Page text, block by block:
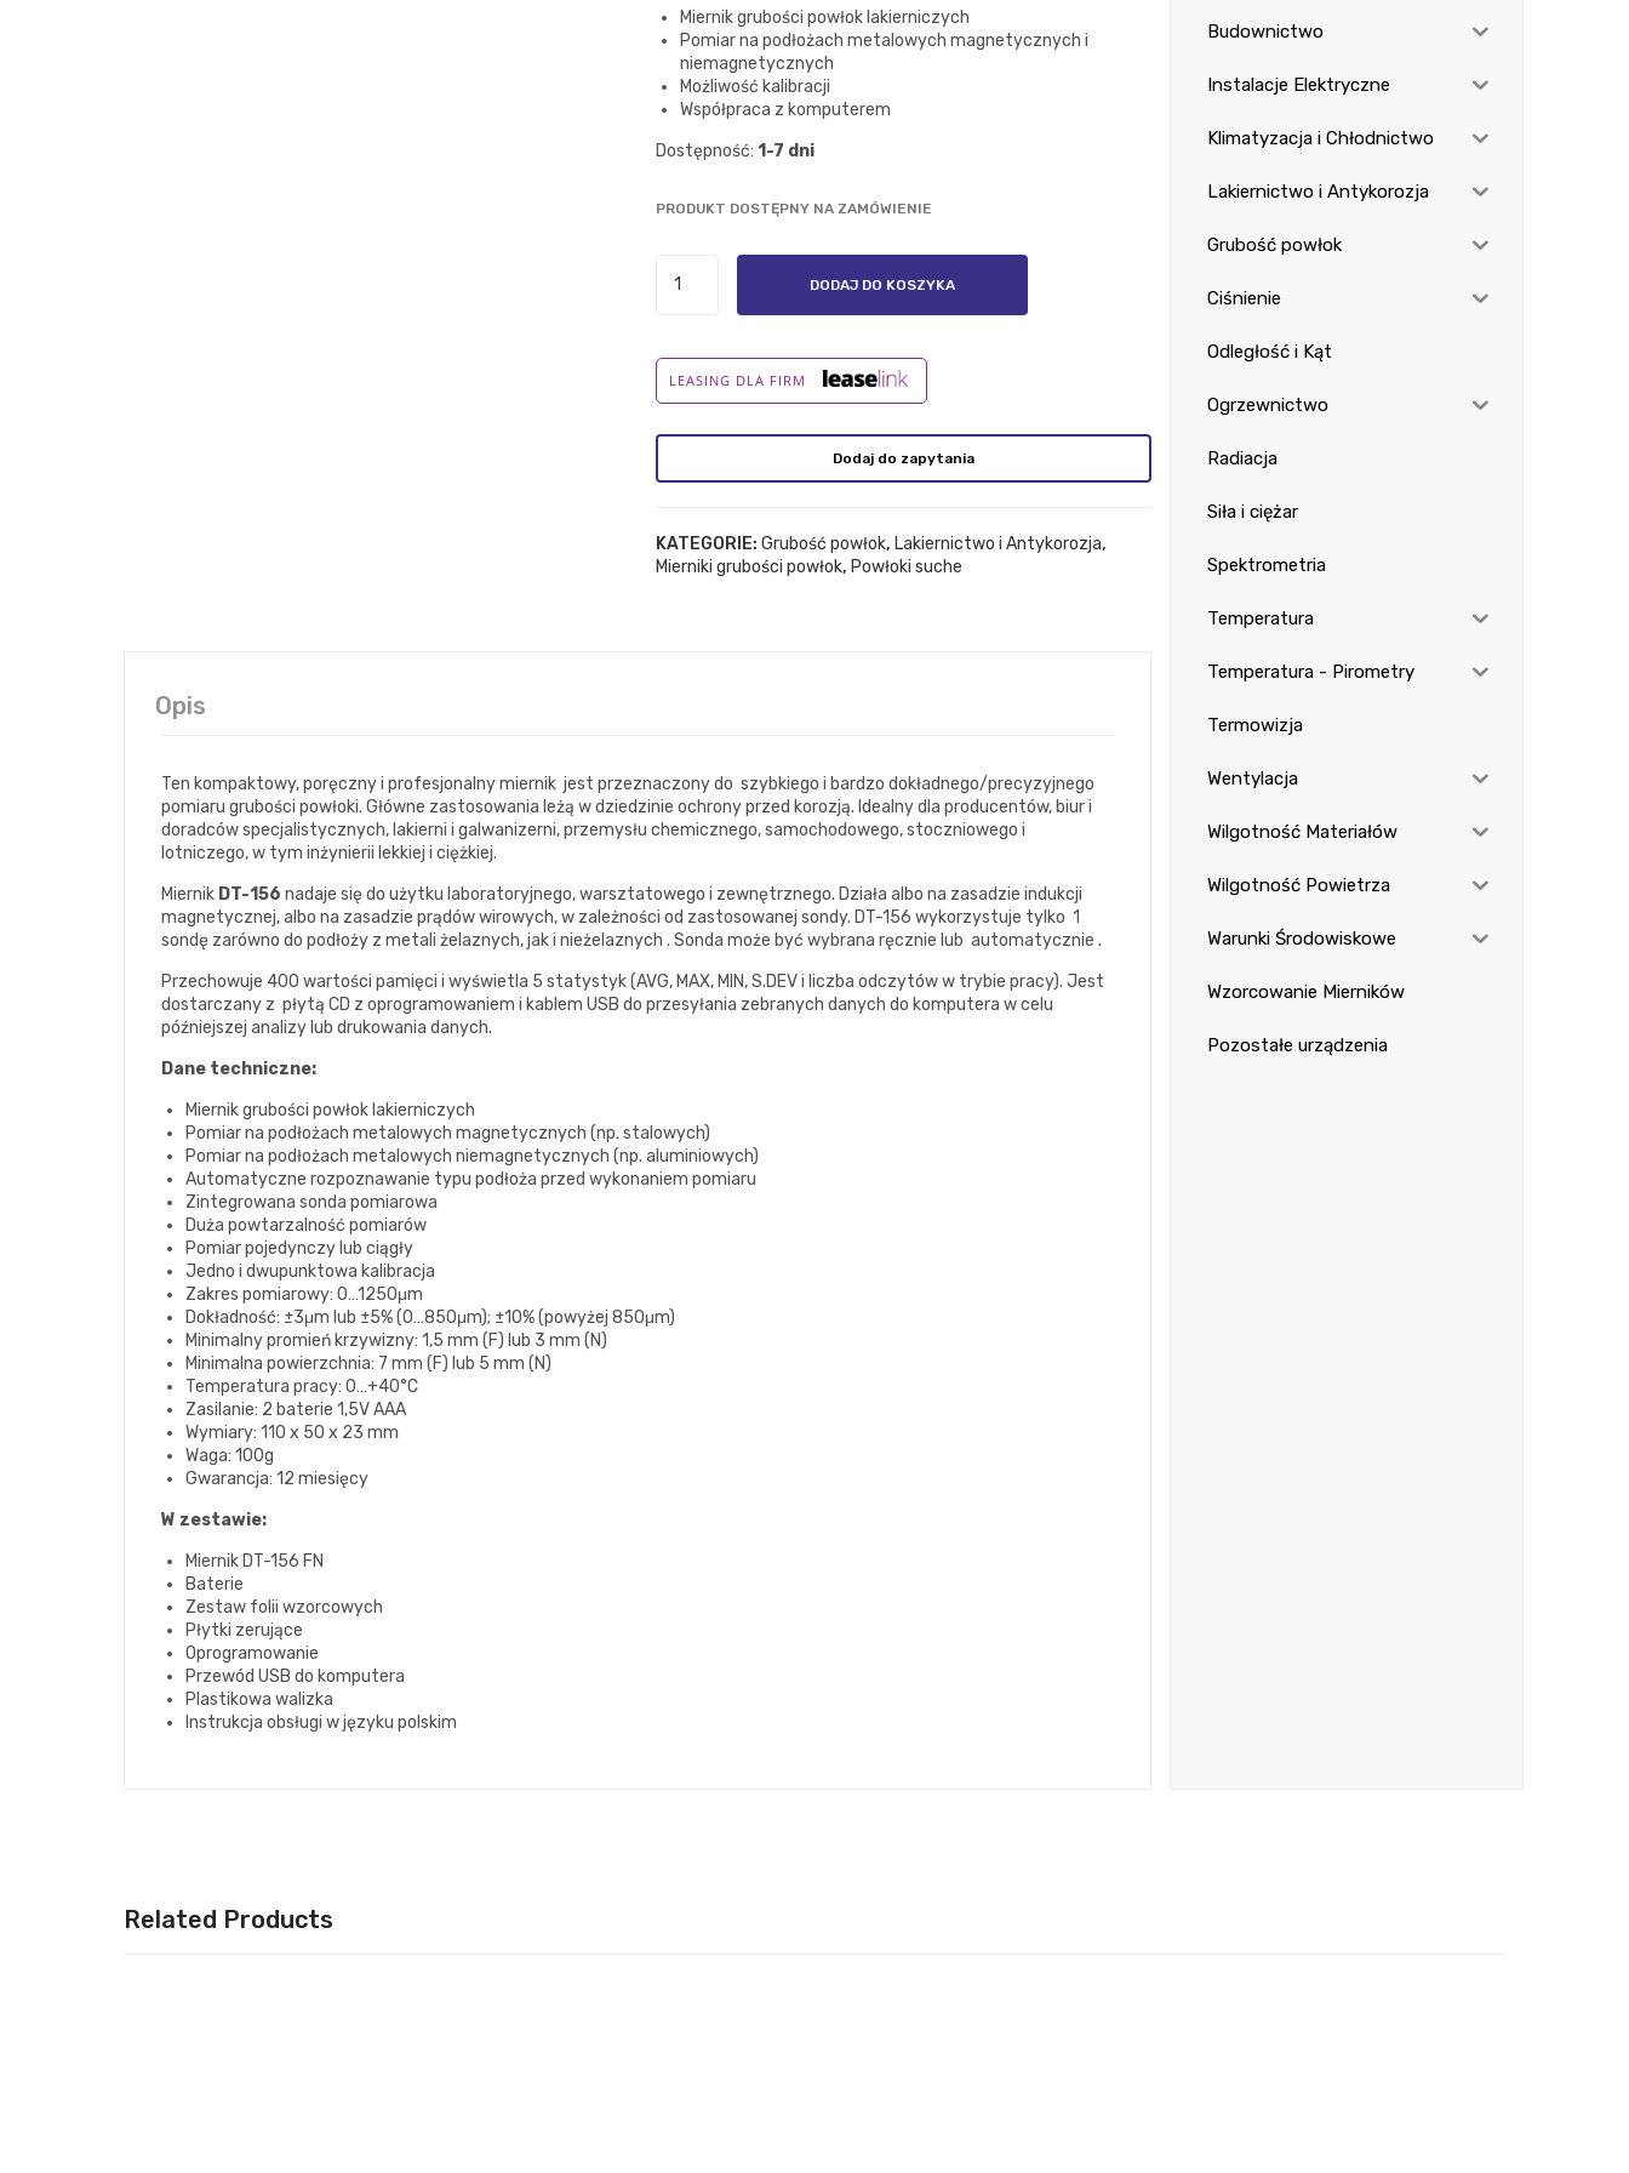
etr
Miernik grubości powłok lakierniczych
Pomiar na podłożach metalowych magnetycznych i
niemagnetycznych
Możliwość kalibracji
Współpraca z komputerem
Dostępność: 1-7 dni
PRODUKT DOSTĘPNY NA ZAMÓWIENIE
DT-
DODAJ DO KOSZYKA
LEASING DLA FIRM
Dodaj do zapytania
KATEGORIE: Grubość powłok, Lakiernictwo i Antykorozja,
Mierniki grubości powłok, Powłoki suche
Opis
Ten kompaktowy, poręczny i profesjonalny miernik jest przeznaczony do szybkiego i bardzo dokładnego/precyzyjnego
pomiaru grubości powłoki. Główne zastosowania leżą w dziedzinie ochrony przed korozją. Idealny dla producentów, biur i
doradców specjalistycznych, lakierni i galwanizerni, przemysłu chemicznego, samochodowego, stoczniowego i
lotniczego, w tym inżynierii lekkiej i ciężkiej.
Miernik DT-156 nadaje się do użytku laboratoryjnego, warsztatowego i zewnętrznego. Działa albo na zasadzie indukcji
magnetycznej, albo na zasadzie prądów wirowych, w zależności od zastosowanej sondy. DT-156 wykorzystuje tylko 1
sondę zarówno do podłoży z metali żelaznych, jak i nieżelaznych . Sonda może być wybrana ręcznie lub automatycznie .
Przechowuje 400 wartości pamięci i wyświetla 5 statystyk (AVG, MAX, MIN, S.DEV i liczba odczytów w trybie pracy). Jest
dostarczany z płytą CD z oprogramowaniem i kablem USB do przesyłania zebranych danych do komputera w celu
późniejszej analizy lub drukowania danych.
Dane techniczne:
Miernik grubości powłok lakierniczych
Pomiar na podłożach metalowych magnetycznych (np. stalowych)
Pomiar na podłożach metalowych niemagnetycznych (np. aluminiowych)
Automatyczne rozpoznawanie typu podłoża przed wykonaniem pomiaru
Zintegrowana sonda pomiarowa
Duża powtarzalność pomiarów
Pomiar pojedynczy lub ciągły
Jedno i dwupunktowa kalibracja
Zakres pomiarowy: 0…1250μm
Dokładność: ±3μm lub ±5% (0…850μm); ±10% (powyżej 850μm)
Minimalny promień krzywizny: 1,5 mm (F) lub 3 mm (N)
Minimalna powierzchnia: 7 mm (F) lub 5 mm (N)
Temperatura pracy: 0…+40°C
Zasilanie: 2 baterie 1,5V AAA
Wymiary: 110 x 50 x 23 mm
Waga: 100g
Gwarancja: 12 miesięcy
W zestawie:
Miernik DT-156 FN
Baterie
Zestaw folii wzorcowych
Płytki zerujące
Oprogramowanie
Przewód USB do komputera
Plastikowa walizka
Instrukcja obsługi w języku polskim
Budownictwo
Instalacje Elektryczne
Klimatyzacja i Chłodnictwo
Lakiernictwo i Antykorozja
Grubość powłok
Ciśnienie
Odległość i Kąt
Ogrzewnictwo
Radiacja
Siła i ciężar
Spektrometria
Temperatura
Temperatura - Pirometry
Termowizja
Wentylacja
Wilgotność Materiałów
Wilgotność Powietrza
Warunki Środowiskowe
Wzorcowanie Mierników
Pozostałe urządzenia
Related Products